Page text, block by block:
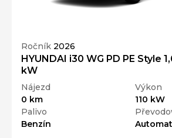
Ročník 2026
HYUNDAI i30 WG PD PE Style
kW
Nájezd
0 km
Výkon
110 kW
Palivo
Benzín